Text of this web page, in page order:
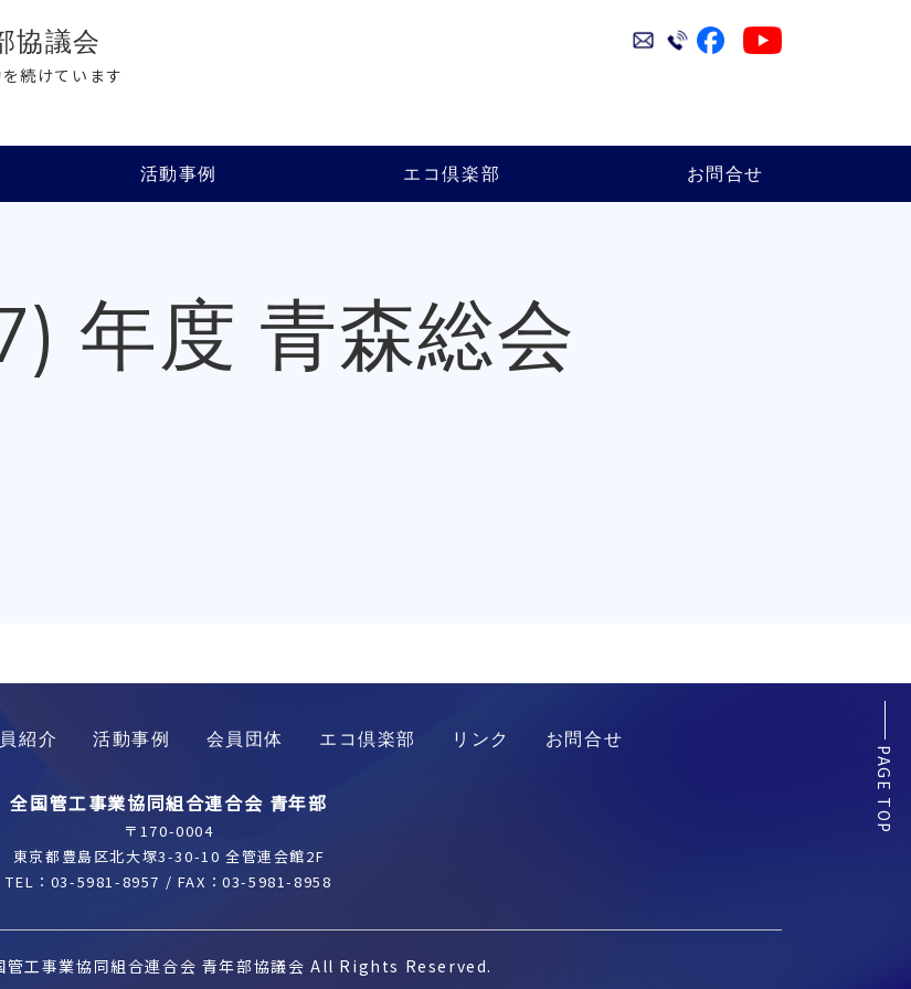
協議会
続けています
活動事例 エコ倶楽部 お問合せ
年度 青森総会
PAGE TOP
紹介 活動事例 会員団体 エコ倶楽部 リンク お問合せ
全国管工事業協同組合連合会 青年部
〒170-0004
東京都豊島区北大塚3-30-10 全管連会館2F
TEL： 03-5981-8957 / FAX：03-5981-8958
工事業協同組合連合会 青年部協議会 All Rights Reserved.